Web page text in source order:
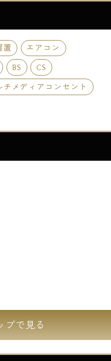
置
エアコン
BS
CS
チメディアコンセント
プで見る